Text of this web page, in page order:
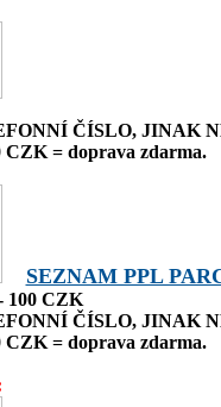
ČÍSLO, JINAK
CZK = doprava zdarma.
SEZNAM PPL
100 CZK
ČÍSLO, JINAK
CZK = doprava zdarma.